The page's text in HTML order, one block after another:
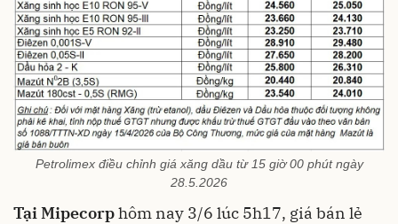
Petrolimex điều chỉnh giá xăng dầu từ 15 giờ 00 phút ngày
28.5.2026
Tại Mipecorphôm nay 3/6 lúc 5h17, giá bán lẻ